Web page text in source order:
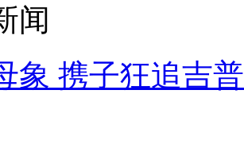
闻
象 携子狂追吉